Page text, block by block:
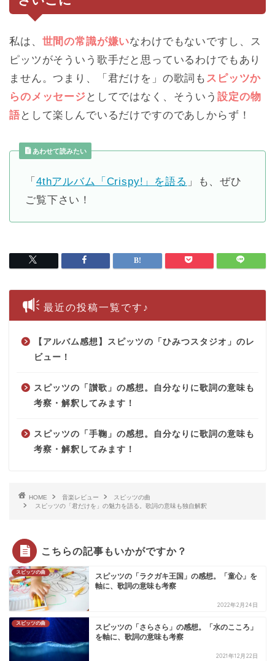
私は、 世間の常識が嫌いなわけでもないですし、ス
ピッツがそういう歌手だと思っているわけでもあり
ません。つまり、「君だけを」の歌詞も スピッツか
らのメッセージ としてではなく、そういう 設定の物
語 として楽しんでいるだけですのであしからず！
あわせて読みたい
「 4thアルバム「Crispy!」を語る 」も、ぜひ
ご覧下さい！
最近の投稿一覧です♪
【アルバム感想】スピッツの「ひみつスタジオ」のレ
ビュー！
スピッツの「讃歌」の感想。自分なりに歌詞の意味も
考察・解釈してみます！
スピッツの「手鞠」の感想。自分なりに歌詞の意味も
考察・解釈してみます！
HOME 音楽レビュー
スピッツの曲
スピッツの「君だけを」の魅力を語る。歌詞の意味も独自解釈
こちらの記事もいかがですか？
スピッツの曲
スピッツの「ラクガキ王国」の感想。「童心」を
軸に、歌詞の意味も考察
2022年2月24日
スピッツの曲
スピッツの「さらさら」の感想。「水のこころ」
を軸に、歌詞の意味も考察
2021年12月22日